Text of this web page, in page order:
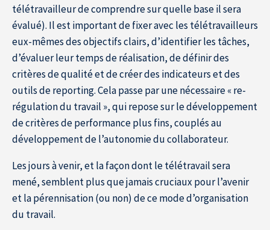
télétravailleur de comprendre sur quelle base il sera
évalué). Il est important de fixer avec les télétravailleurs
eux-mêmes des objectifs clairs, d’identifier les tâches,
d’évaluer leur temps de réalisation, de définir des
critères de qualité et de créer des indicateurs et des
outils de reporting. Cela passe par une nécessaire « re-
régulation du travail », qui repose sur le développement
de critères de performance plus fins, couplés au
développement de l’autonomie du collaborateur.
Les jours à venir, et la façon dont le télétravail sera
mené, semblent plus que jamais cruciaux pour l’avenir
et la pérennisation (ou non) de ce mode d’organisation
du travail.